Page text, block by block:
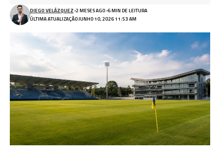
ÚLTIMA ATUALIZAÇÃO JUNHO 10, 2026 11:53 AM
DIEGO VELÁZQUEZ 2 MESES AGO 6 MIN DE LEITURA